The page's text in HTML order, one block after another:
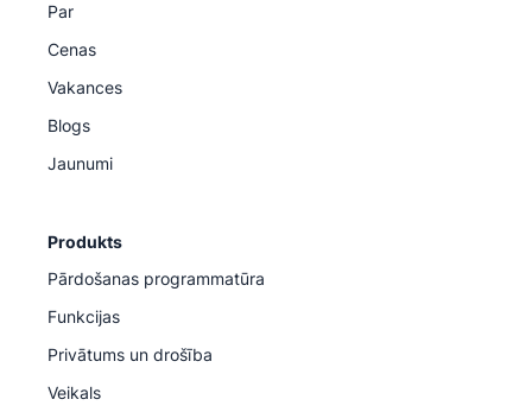
Par
Cenas
Vakances
Blogs
Jaunumi
Produkts
Pārdošanas programmatūra
Funkcijas
Privātums un drošība
Veikals